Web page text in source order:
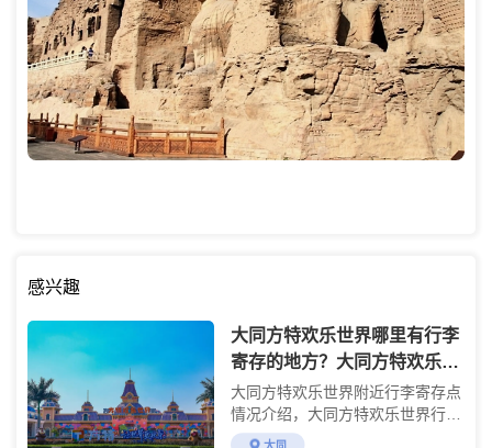
感兴趣
大同方特欢乐世界哪里有行李
寄存的地方？大同方特欢乐世
界行李寄存怎么收费？
大同方特欢乐世界附近行李寄存点
情况介绍，大同方特欢乐世界行李
寄存点收费标准介绍